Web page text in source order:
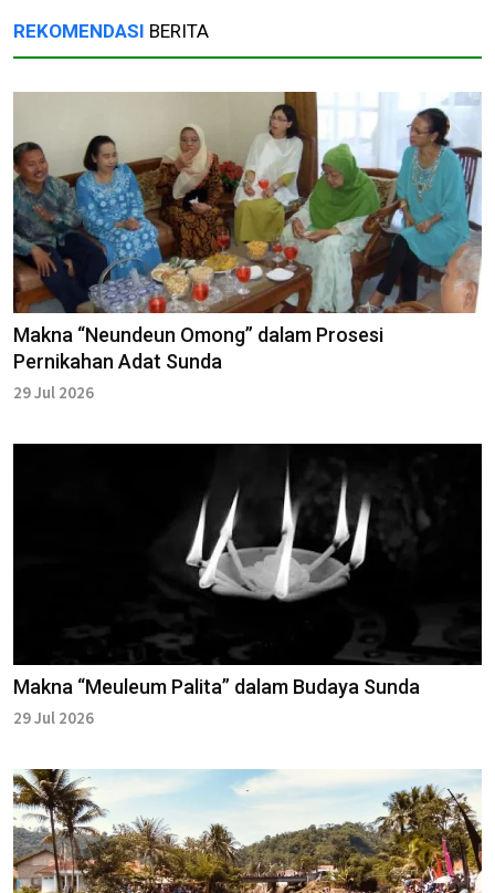
REKOMENDASI BERITA
Makna “Neundeun Omong” dalam Prosesi
Pernikahan Adat Sunda
29 Jul 2026
Makna “Meuleum Palita” dalam Budaya Sunda
29 Jul 2026